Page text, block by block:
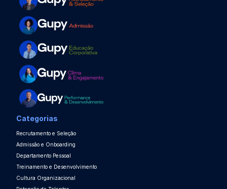
Categorias
Recrutamento e Seleção
Admissão e Onboarding
Departamento Pessoal
Treinamento e Desenvolvimento
Cultura Organizacional